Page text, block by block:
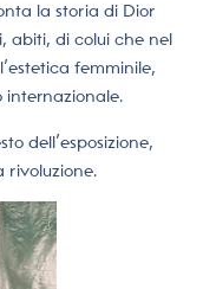
la storia di Dior
abiti, di colui che nel
femminile,
internazionale.
dell’esposizione,
rivoluzione.